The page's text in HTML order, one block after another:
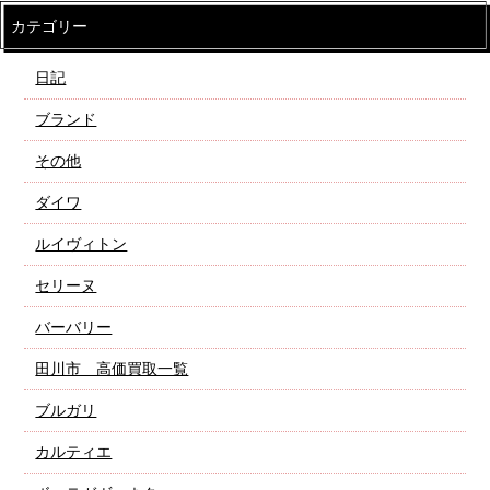
カテゴリー
日記
ブランド
その他
ダイワ
ルイヴィトン
セリーヌ
バーバリー
田川市 高価買取一覧
ブルガリ
カルティエ